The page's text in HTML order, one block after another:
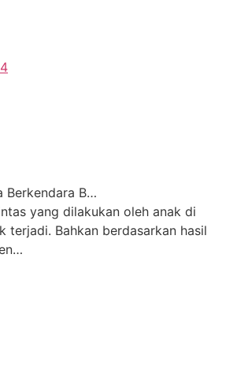
Berkendara B…
yang dilakukan oleh anak di
terjadi. Bahkan berdasarkan hasil